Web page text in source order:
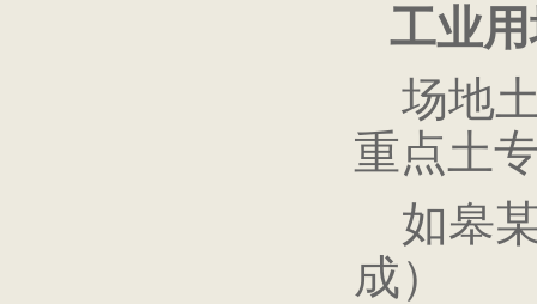
工业
场地土
重点土
如皋某
成）